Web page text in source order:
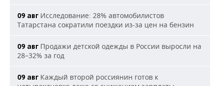
09 авг Исследование: 28% автомобилистов
Татарстана сократили поездки из-за цен на бензин
09 авг Продажи детской одежды в России выросли на
28–32% за год
09 авг Каждый второй россиянин готов к